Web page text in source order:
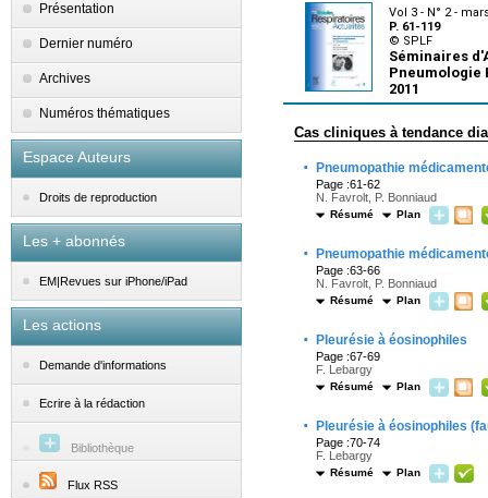
Présentation
Dernier numéro
Archives
Numéros thématiques
Espace Auteurs
Droits de reproduction
Les + abonnés
EM|Revues sur iPhone/iPad
Les actions
Demande d'informations
Ecrire à la rédaction
Bibliothèque
Flux RSS
Vol 3 - N° 2 -
P. 61-119
© SPLF
Séminaires
Pneumologie
2011
Cas cliniques à tendance
· Pneumopathie
Page :61-62
N. Favrolt, P. Bonniaud
Résumé Plan
· Pneumopathie
Page :63-66
N. Favrolt, P. Bonniaud
Résumé Plan
· Pleurésie à éosinophiles
Page :67-69
F. Lebargy
Résumé Plan
· Pleurésie à éosinophiles
Page :70-74
F. Lebargy
Résumé Plan